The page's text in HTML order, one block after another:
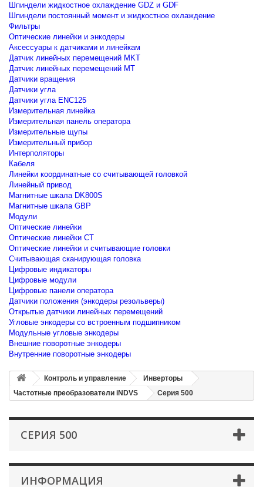
Шпиндели жидкостное охлаждение GDZ и GDF
Шпиндели постоянный момент и жидкостное охлаждение
Фильтры
Оптические линейки и энкодеры
Аксессуары к датчиками и линейкам
Датчик линейных перемещений MKT
Датчик линейных перемещений MT
Датчики вращения
Датчики угла
Датчики угла ENC125
Измерительная линейка
Измерительная панель оператора
Измерительные щупы
Измерительный прибор
Интерполяторы
Кабеля
Линейки координатные со считывающей головкой
Линейный привод
Магнитные шкала DK800S
Магнитные шкала GBP
Модули
Оптические линейки
Оптические линейки CT
Оптические линейки и считывающие головки
Считывающая сканирующая головка
Цифровые индикаторы
Цифровые модули
Цифровые панели оператора
Датчики положения (энкодеры резольверы)
Открытые датчики линейных перемещений
Угловые энкодеры со встроенным подшипником
Модульные угловые энкодеры
Внешние поворотные энкодеры
Внутренние поворотные энкодеры
Контроль и управление
Инверторы
Частотные преобразователи iNDVS
Серия 500
СЕРИЯ 500
ИНФОРМАЦИЯ